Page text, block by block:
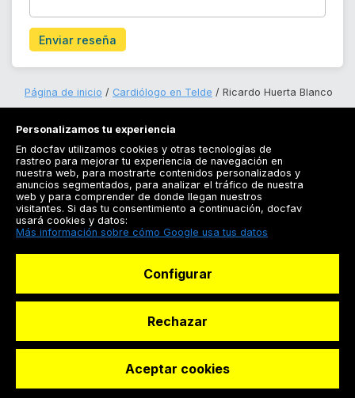
Solicitar reserva
Enviar reseña
Página de inicio Cardiólogo en Telde Ricardo Huerta Blanco
Registrarse
Docfav
© Dashboard Technologies S.L
Personalizamos tu experiencia
En docfav utilizamos cookies y otras tecnologías de
rastreo para mejorar tu experiencia de navegación en
nuestra web, para mostrarte contenidos personalizados y
anuncios segmentados, para analizar el tráfico de nuestra
web y para comprender de donde llegan nuestros
visitantes. Si das tu consentimiento a continuación, docfav
usará cookies y datos:
Más información sobre cómo Google usa tus datos
Configurar
Rechazar
Aceptar cookies